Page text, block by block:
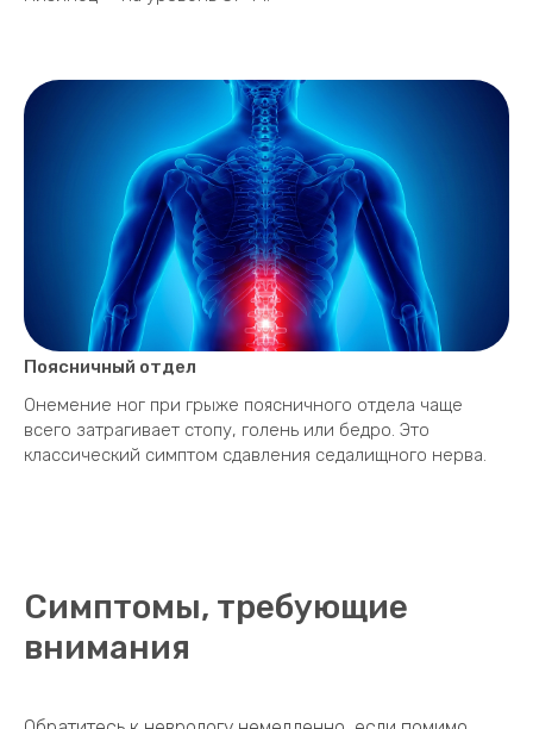
Поясничный отдел
Онемение ног при грыже поясничного отдела чаще
всего затрагивает стопу, голень или бедро. Это
классический симптом сдавления седалищного нерва.
Симптомы, требующие
внимания